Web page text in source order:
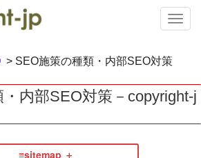
T
o
e
n
> SEO施策の種類・内部SEO対策
内部SEO対策－copyright-j
≡sitemap